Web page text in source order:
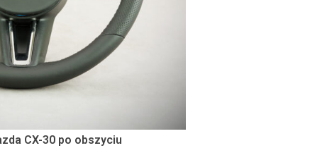
CX-30 po obszyciu